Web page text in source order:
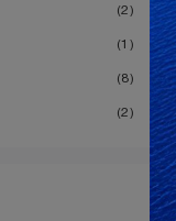
2
1
8
2